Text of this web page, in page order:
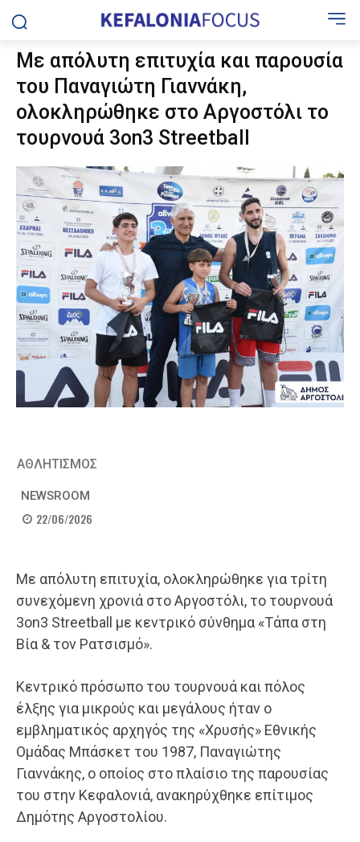
Με απόλυτη επιτυχία και παρουσία
του Παναγιώτη Γιαννάκη,
ολοκληρώθηκε στο Αργοστόλι το
τουρνουά 3on3 Streetball
ΑΘΛΗΤΙΣΜΟΣ
NEWSROOM
22/06/2026
Με απόλυτη επιτυχία, ολοκληρώθηκε για τρίτη
συνεχόμενη χρονιά στο Αργοστόλι, το τουρνουά
3on3 Streetball με κεντρικό σύνθημα «Τάπα στη
Βία & τον Ρατσισμό».
Κεντρικό πρόσωπο του τουρνουά και πόλος
έλξης για μικρούς και μεγάλους ήταν ο
εμβληματικός αρχηγός της «Χρυσής» Εθνικής
Ομάδας Μπάσκετ του 1987, Παναγιώτης
Γιαννάκης, ο οποίος στο πλαίσιο της παρουσίας
του στην Κεφαλονιά, ανακηρύχθηκε επίτιμος
Δημότης Αργοστολίου.